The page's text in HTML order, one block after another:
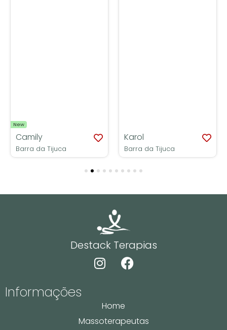
New
Camily
Barra da Tijuca
Karol
Barra da Tijuca
Destack Terapias
Informações
Home
Massoterapeutas